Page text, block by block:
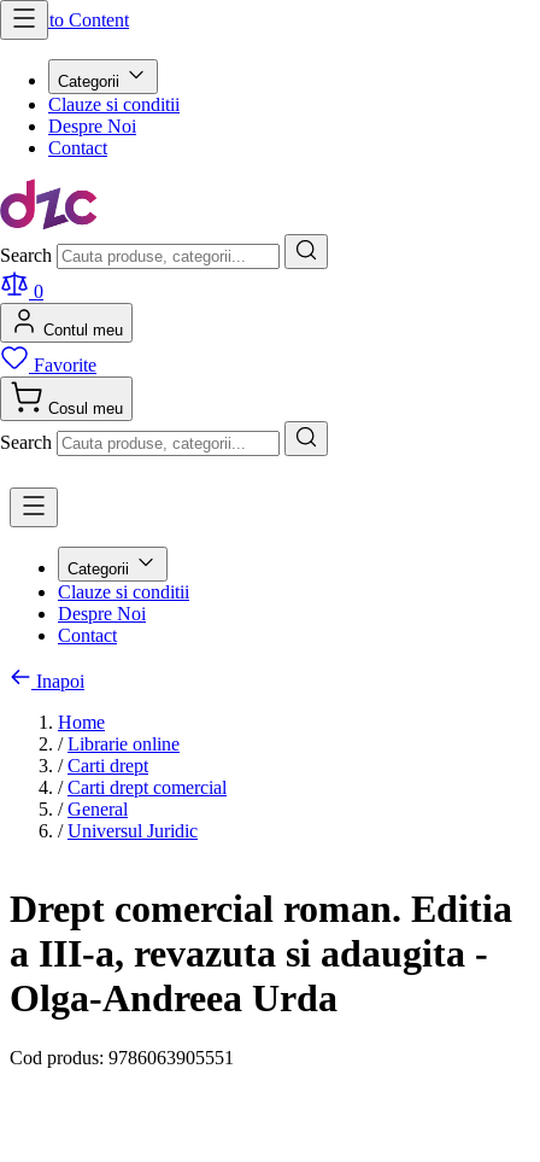
Skip to Content
Categorii
Clauze si conditii
Despre Noi
Contact
Search
0
Contul meu
Favorite
Cosul meu
Search
Categorii
Clauze si conditii
Despre Noi
Contact
Inapoi
Home
/ Librarie online
/ Carti drept
/ Carti drept comercial
/ General
/ Universul Juridic
Drept comercial roman. Editia
a III-a, revazuta si adaugita -
Olga-Andreea Urda
Cod produs: 9786063905551